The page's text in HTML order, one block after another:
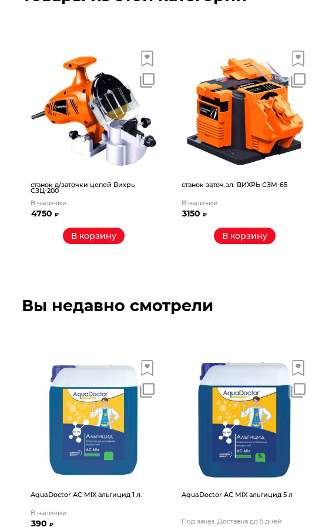
станок д/заточки цепей Вихрь
СЗЦ-200
В наличии
4750₽
В корзину
станок заточ.эл. ВИХРЬ СЗМ-65
В наличии
3150₽
В корзину
Вы недавно смотрели
AquaDoctor AС MIX альгицид 1 л.
В наличии
390₽
AquaDoctor AС MIX альгицид 5 л
Под заказ. Доставка до 5 дней